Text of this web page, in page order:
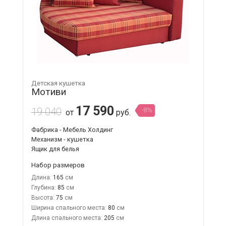
Детская кушетка
Мотиви
19 040 от 17 590 руб. -8%
Фабрика - Мебель Холдинг
Механизм - кушетка
Ящик для белья
Набор размеров
Длина: 165
Глубина: 85
Высота: 75
Ширина спального места: 80
Длина спального места: 205